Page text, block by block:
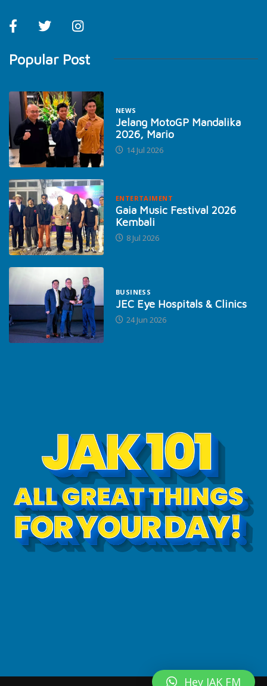
Popular Post
NEWS
Jelang MotoGP Mandalika
2026, Mario
14 Jul 2026
ENTERTAIMENT
Gaia Music Festival 2026
Kembali
8 Jul 2026
BUSINESS
JEC Eye Hospitals & Clinics
24 Jun 2026
Hey JAK FM